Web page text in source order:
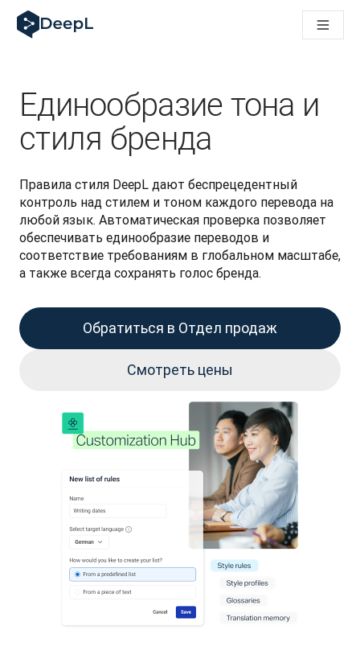
DeepL для ИИ-агентов
Translation Flow в DeepL: Новые рабочие процессы на
Разобраться в вопросах доверия к языковому ИИ в
Как мы разрабатываем систему оценки качества
От перевода текста до голосовой платформы
Единообразие тона и
стиля бренда
Правила стиля DeepL дают беспрецедентный
контроль над стилем и тоном каждого перевода на
любой язык. Автоматическая проверка позволяет
обеспечивать единообразие переводов и
соответствие требованиям в глобальном масштабе,
а также всегда сохранять голос бренда.
Обратиться в Отдел продаж
Смотреть цены